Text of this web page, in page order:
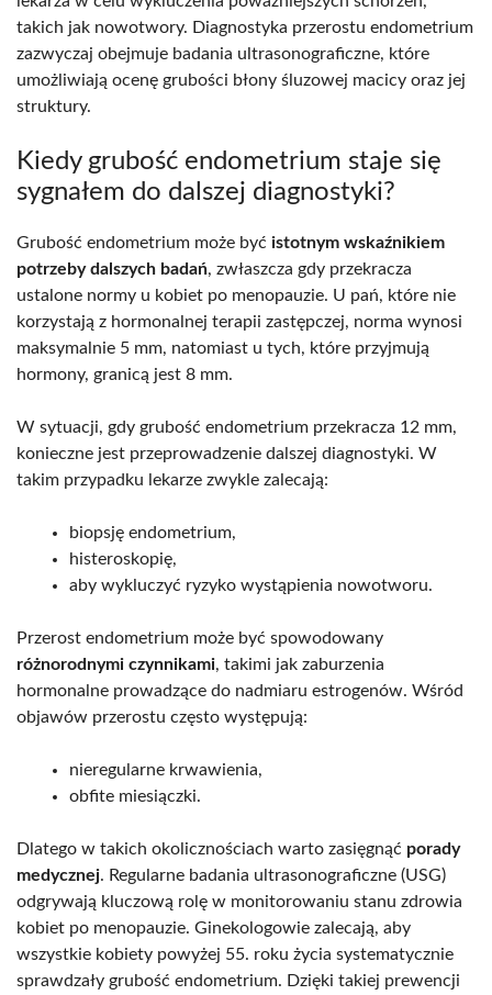
takich jak nowotwory. Diagnostyka przerostu endometrium
zazwyczaj obejmuje badania ultrasonograficzne, które
umożliwiają ocenę grubości błony śluzowej macicy oraz jej
struktury.
Kiedy grubość endometrium staje się
sygnałem do dalszej diagnostyki?
Grubość endometrium może być istotnym wskaźnikiem
potrzeby dalszych badań, zwłaszcza gdy przekracza
ustalone normy u kobiet po menopauzie. U pań, które nie
korzystają z hormonalnej terapii zastępczej, norma wynosi
maksymalnie 5 mm, natomiast u tych, które przyjmują
hormony, granicą jest 8 mm.
W sytuacji, gdy grubość endometrium przekracza 12 mm,
konieczne jest przeprowadzenie dalszej diagnostyki. W
takim przypadku lekarze zwykle zalecają:
biopsję endometrium,
histeroskopię,
aby wykluczyć ryzyko wystąpienia nowotworu.
Przerost endometrium może być spowodowany
różnorodnymi czynnikami, takimi jak zaburzenia
hormonalne prowadzące do nadmiaru estrogenów. Wśród
objawów przerostu często występują:
nieregularne krwawienia,
obfite miesiączki.
Dlatego w takich okolicznościach warto zasięgnąć porady
medycznej. Regularne badania ultrasonograficzne (USG)
odgrywają kluczową rolę w monitorowaniu stanu zdrowia
kobiet po menopauzie. Ginekologowie zalecają, aby
wszystkie kobiety powyżej 55. roku życia systematycznie
sprawdzały grubość endometrium. Dzięki takiej prewencji